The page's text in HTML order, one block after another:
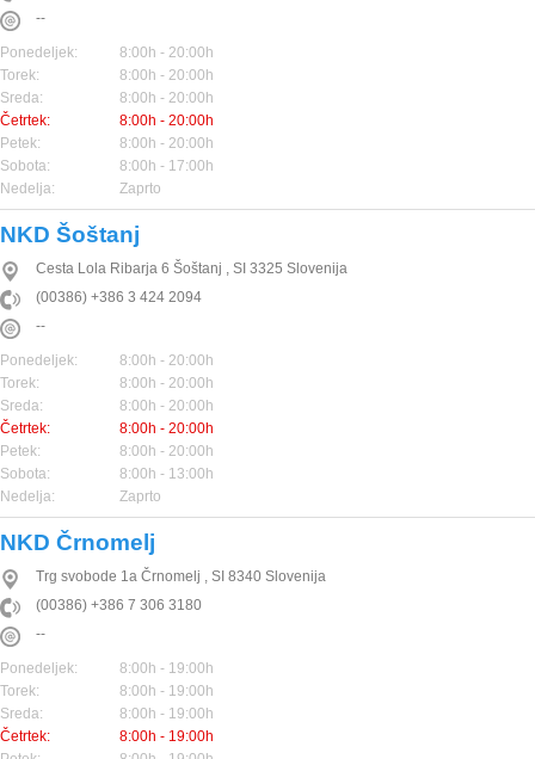
--
Ponedeljek:
8:00h - 20:00h
Torek:
8:00h - 20:00h
Sreda:
8:00h - 20:00h
Četrtek:
8:00h - 20:00h
Petek:
8:00h - 20:00h
Sobota:
8:00h - 17:00h
Nedelja:
Zaprto
NKD Šoštanj
Cesta Lola Ribarja 6 Šoštanj , SI 3325 Slovenija
(00386) +386 3 424 2094
--
Ponedeljek:
8:00h - 20:00h
Torek:
8:00h - 20:00h
Sreda:
8:00h - 20:00h
Četrtek:
8:00h - 20:00h
Petek:
8:00h - 20:00h
Sobota:
8:00h - 13:00h
Nedelja:
Zaprto
NKD Črnomelj
Trg svobode 1a Črnomelj , SI 8340 Slovenija
(00386) +386 7 306 3180
--
Ponedeljek:
8:00h - 19:00h
Torek:
8:00h - 19:00h
Sreda:
8:00h - 19:00h
Četrtek:
8:00h - 19:00h